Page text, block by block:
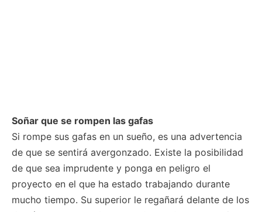
Soñar que se rompen las gafas
Si rompe sus gafas en un sueño, es una advertencia
de que se sentirá avergonzado. Existe la posibilidad
de que sea imprudente y ponga en peligro el
proyecto en el que ha estado trabajando durante
mucho tiempo. Su superior le regañará delante de los